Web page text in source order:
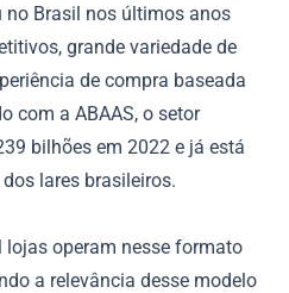
no Brasil nos últimos anos
grande variedade de
de compra baseada
com a ABAAS, o setor
bilhões em 2022 e já está
lares brasileiros.
operam nesse formato
a relevância desse modelo